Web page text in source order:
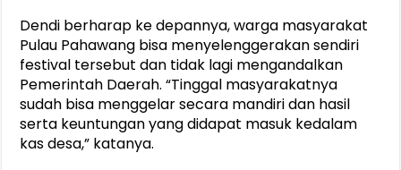
Dendi berharap ke depannya, warga masyarakat
Pulau Pahawang bisa menyelenggerakan sendiri
festival tersebut dan tidak lagi mengandalkan
Pemerintah Daerah. “Tinggal masyarakatnya
sudah bisa menggelar secara mandiri dan hasil
serta keuntungan yang didapat masuk kedalam
kas desa,” katanya.